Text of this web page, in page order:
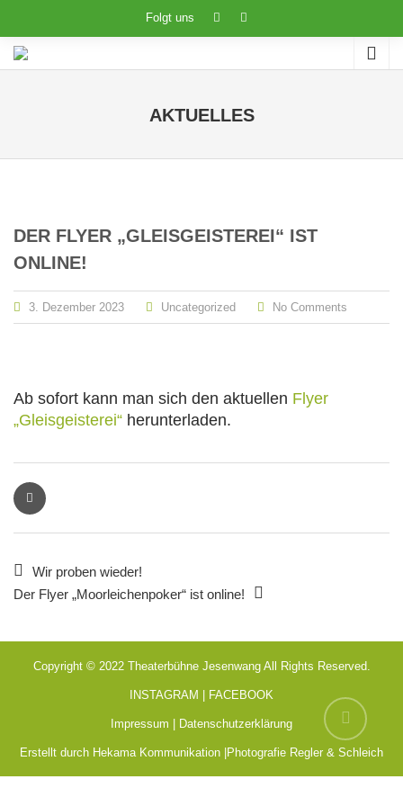
Folgt uns
AKTUELLES
DER FLYER „GLEISGEISTEREI“ IST
ONLINE!
3. Dezember 2023 Uncategorized No Comments
Ab sofort kann man sich den aktuellen Flyer
„Gleisgeisterei“ herunterladen.
Wir proben wieder!
Der Flyer „Moorleichenpoker“ ist online!
Copyright © 2022 Theaterbühne Jesenwang All Rights Reserved.
INSTAGRAM FACEBOOK
Impressum Datenschutzerklärung
Erstellt durch Hekama Kommunikation Photografie Regler & Schleich